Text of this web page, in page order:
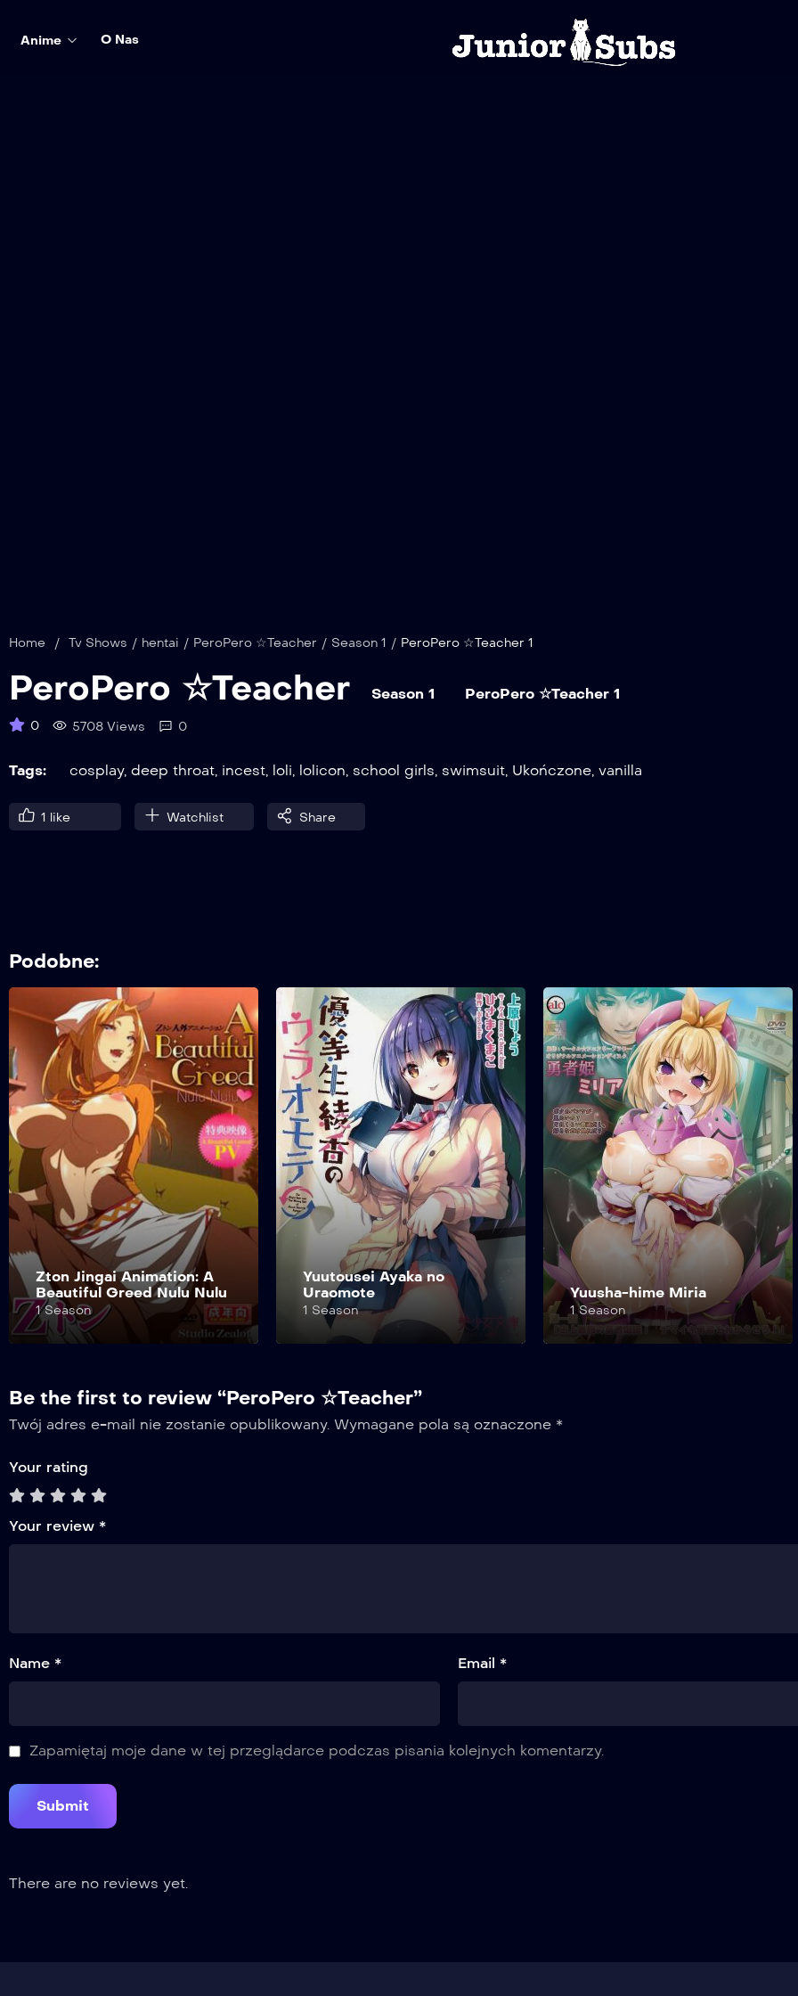
Anime O Nas
Home / Tv Shows / hentai / PeroPero ☆Teacher / Season 1 / PeroPero ☆Teacher 1
PeroPero ☆Teacher Season 1 PeroPero ☆Teacher 1
0 5708 Views 0
Tags: cosplay, deep throat, incest, loli, lolicon, school girls, swimsuit, Ukończone, vanilla
1 like Watchlist Share
Podobne:
Yuutousei Ayaka no
Uraomote
1 Season
Yuusha-hime Miria
1 Season
Yuugao
1 Season
Be the first to review “PeroPero ☆Teacher”
Twój adres e-mail nie zostanie opublikowany. Wymagane pola są oznaczone *
Your rating
Your review *
Name * Email *
Zapamiętaj moje dane w tej przeglądarce podczas pisania kolejnych komentarzy.
There are no reviews yet.